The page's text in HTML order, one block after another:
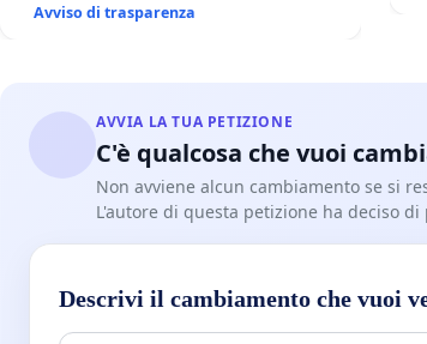
Avviso di trasparenza
AVVIA LA TUA PETIZIONE
C'è qualcosa che vuoi
Non avviene alcun cambiamento se si
L'autore di questa petizione ha deciso
Descrivi il cambiamento che vuoi